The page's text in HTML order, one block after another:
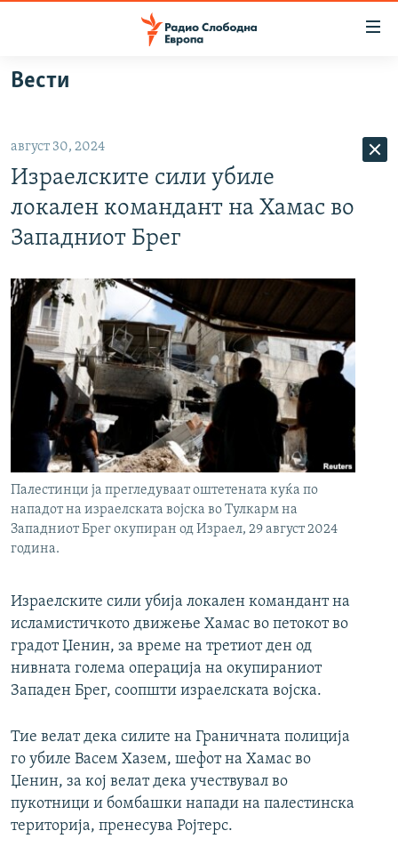
Оди
на
главната
навигација
Премини
на
ВИЗУЕЛНО
ВЕСТИ
ШТО ТРЕБА ДА ЗНАЕТЕ
ПРИЈАВИ СЕ ЗА ЊУЗЛЕТЕР
ПОДКАСТ ЗОШТО?
СЛЕДЕТЕ НЕ
РСЕ веб страници
Вести
август 30, 2024
Израелските сили убиле
локален командант на Хамас во
Западниот Брег
Палестинци ја прегледуваат оштетената куќа по
нападот на израелската војска во Тулкарм на
Западниот Брег окупиран од Израел, 29 август 2024
година.
Израелските сили убија локален командант на
исламистичкото движење Хамас во петокот во
градот Џенин, за време на третиот ден од
нивната голема операција на окупираниот
Западен Брег, соопшти израелската војска.
Тие велат дека силите на Граничната полиција
го убиле Васем Хазем, шефот на Хамас во
Џенин, за кој велат дека учествувал во
пукотници и бомбашки напади на палестинска
територија, пренесува Ројтерс.